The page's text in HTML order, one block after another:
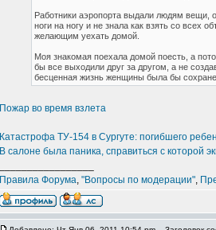
Работники аэропорта выдали людям вещи,
ноги на ногу и не знала как взять со всех
желающим уехать домой.
Моя знакомая поехала домой поесть, а
бы все выходили друг за другом, а не
бесценная жизнь женщины была бы
Пожар во время взлета
Катастрофа ТУ-154 в Сургуте: погибшего
В салоне была паника, справиться с которой
Правила Форума, "Вопросы по модерации",